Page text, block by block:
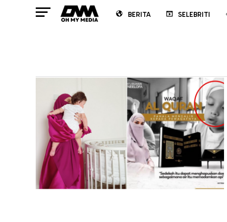
BERITA SELEBRITI